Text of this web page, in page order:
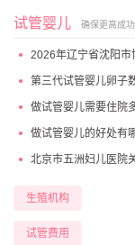
试管婴儿 确保更高成
2026年辽宁省沈阳市博
第三代试管婴儿卵子
做试管婴儿需要住院
做试管婴儿的好处有
北京市五洲妇儿医院
生殖机构
试管费用